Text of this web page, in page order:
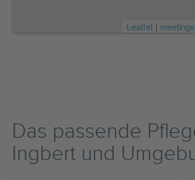
Leaflet |
Das passende
Ingbert und